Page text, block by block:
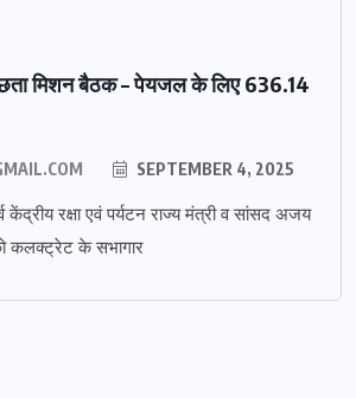
मिशन बैठक – पेयजल के लिए 636.14
SEPTEMBER 4, 2025
केंद्रीय रक्षा एवं पर्यटन राज्य मंत्री व सांसद अजय
कलक्ट्रेट के सभागार